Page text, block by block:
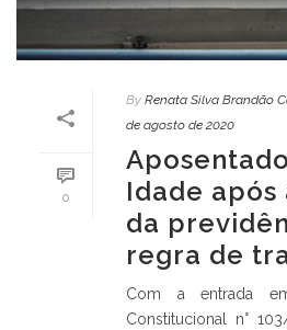
0
By Renata Silva Brandão
de agosto de 2020
Idade
da
regra de
Com a entrada
Constitucional n°